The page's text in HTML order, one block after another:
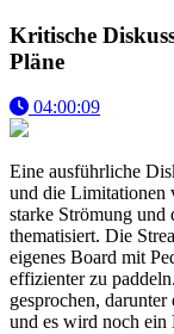
Kritische
Pläne
04:00:09
Eine ausführliche
und die Limitationen
starke Strömung und
thematisiert. Die
eigenes Board mit
effizienter zu
gesprochen,
und es wird noch ein